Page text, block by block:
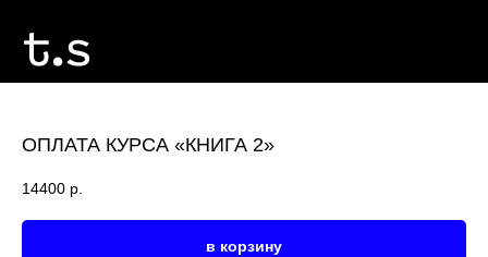
ОПЛАТА КУРСА «КНИГА 2»
14400 р.
в корзину